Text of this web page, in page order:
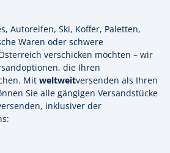
Autoreifen, Ski, Koffer, Paletten,
Waren oder schwere
verschicken möchten – wir
die Ihren
Mit weltweitversenden als Ihren
Sie alle gängigen Versandstücke
inklusiver der